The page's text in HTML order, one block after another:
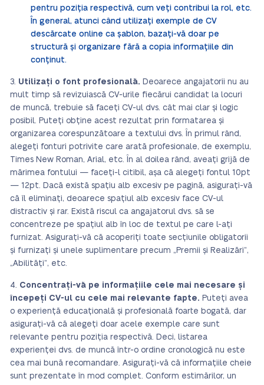
pentru poziția respectivă, cum veți contribui la rol, etc.
În general, atunci când utilizați exemple de CV
descărcate online ca șablon, bazați-vă doar pe
structură și organizare fără a copia informațiile din
conținut.
Utilizați o font profesională. Deoarece angajatorii nu au
mult timp să revizuiască CV-urile fiecărui candidat la locuri
de muncă, trebuie să faceți CV-ul dvs. cât mai clar și logic
posibil. Puteți obține acest rezultat prin formatarea și
organizarea corespunzătoare a textului dvs. În primul rând,
alegeți fonturi potrivite care arată profesionale, de exemplu,
Times New Roman, Arial, etc. În al doilea rând, aveați grijă de
mărimea fontului — faceți-l citibil, așa că alegeți fontul 10pt
— 12pt. Dacă există spațiu alb excesiv pe pagină, asigurați-vă
că îl eliminați, deoarece spațiul alb excesiv face CV-ul
distractiv și rar. Există riscul ca angajatorul dvs. să se
concentreze pe spațiul alb în loc de textul pe care l-ați
furnizat. Asigurați-vă că acoperiți toate secțiunile obligatorii
și furnizați și unele suplimentare precum „Premii și Realizări”,
„Abilități”, etc.
Concentrați-vă pe informațiile cele mai necesare și
începeți CV-ul cu cele mai relevante fapte. Puteți avea
o experiență educațională și profesională foarte bogată, dar
asigurați-vă că alegeți doar acele exemple care sunt
relevante pentru poziția respectivă. Deci, listarea
experienței dvs. de muncă într-o ordine cronologică nu este
cea mai bună recomandare. Asigurați-vă că informațiile cheie
sunt prezentate în mod complet. Conform estimărilor, un